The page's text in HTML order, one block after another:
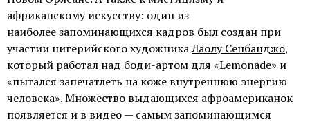
африканскому искусству: один из
наиболеезапоминающихся кадров был создан при
участии нигерийского художникаЛаолу Сенбанджо,
который работал над боди-артом для «Lemonade» и
«пытался запечатлеть на коже внутреннюю энергию
человека». Множество выдающихся афроамериканок
появляется и в видео — самым запоминающимся